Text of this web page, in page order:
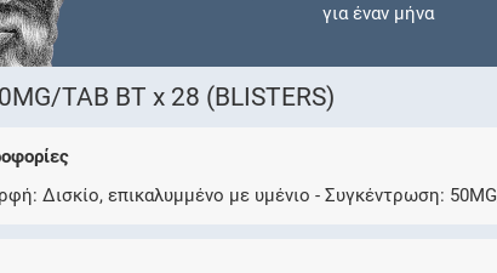
για έναν μήνα
Ελέγξτε την αγωγή σας για
TAB BT x 28 (BLISTERS)
Δισκίο, επικαλυμμένο με υμένιο Συγκέντρωση